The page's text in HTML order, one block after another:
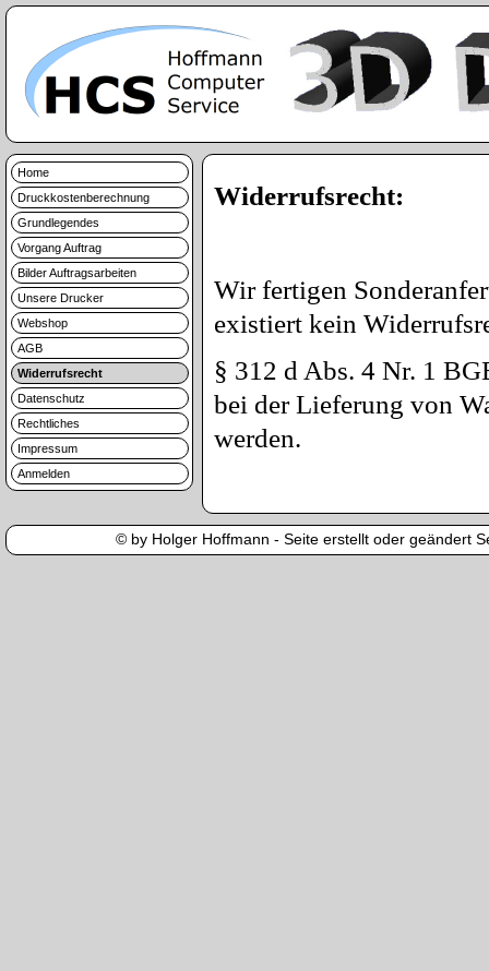
Home
Druckkostenberechnung
Grundlegendes
Vorgang Auftrag
Bilder Auftragsarbeiten
Unsere Drucker
Webshop
AGB
Widerrufsrecht
Datenschutz
Rechtliches
Impressum
Anmelden
Widerrufsrecht:
Wir fertigen
existiert kein
§ 312 d Abs. 4 Nr. 1
bei der Lieferung von
werden.
© by Holger Hoffmann - Seite erstellt oder geändert